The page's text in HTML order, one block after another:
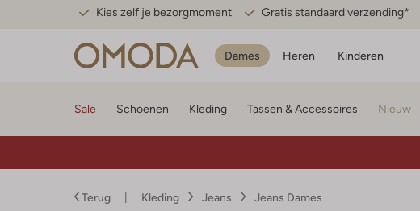
Kies zelf je bezorgmoment Gratis standaard verzending*
Dames Heren Kinderen
Sale Schoenen Kleding Tassen & Accessoires Nieuw
Terug Kleding Jeans Jeans Dames